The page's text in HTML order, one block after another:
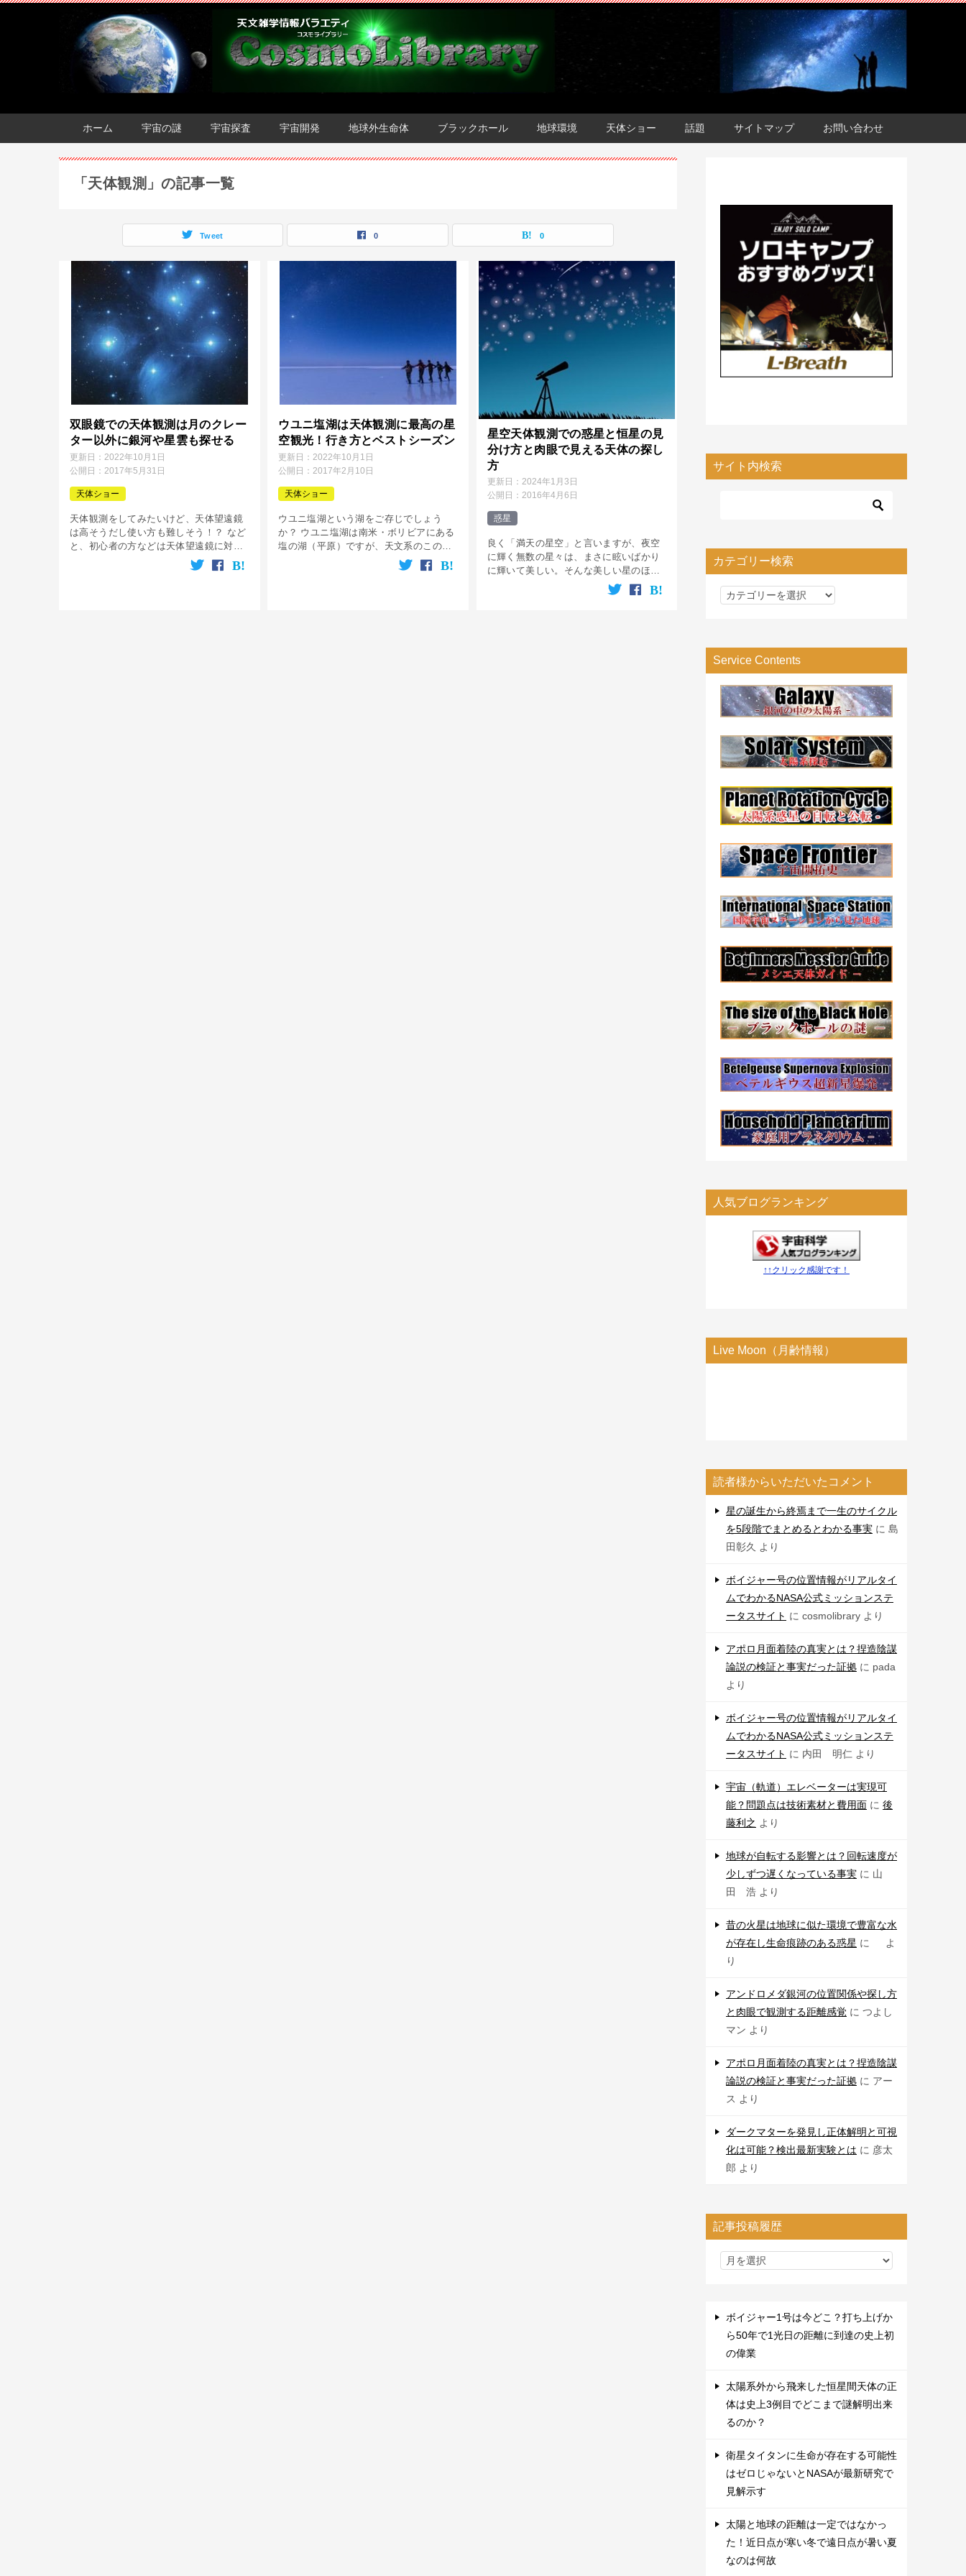
ホーム 宇宙の謎 宇宙探査 宇宙開発 地球外生命体 ブラックホール 地球環境 天体ショー 話題 サイトマップ お問い合わせ
「天体観測」の記事一覧
Tweet 0 0
双眼鏡での天体観測は月のクレー
ター以外に銀河や星雲も探せる
更新日： 2022年10月1日
公開日： 2017年5月31日
天体ショー
天体観測をしてみたいけど、天体望遠鏡
は高そうだし使い方も難しそう！？ など
と、初心者の方などは天体望遠鏡に対し
二の足を踏んでしまいがちなるかも知れ
ませんが、でも大丈夫です！ 天体望遠鏡
ウユニ塩湖は天体観測に最高の星
空観光！行き方とベストシーズン
更新日：2022年10月1日
公開日：2017年2月10日
天体ショー
ウユニ塩湖という湖をご存じでしょう
か？ ウユニ塩湖は南米・ボリビアにある
塩の湖（平原）ですが、天文系のこのサ
イトで湖を紹介するというのは少し変に
思われるかも知れません。でも、この湖
星空天体観測での惑星と恒星の見
分け方と肉眼で見える天体の探し
方
更新日： 2024年1月3日
公開日： 2016年4月6日
惑星
良く「満天の星空」と言いますが、夜空
に輝く無数の星々は、まさに眩いばかり
に輝いて美しい。そんな美しい星のほと
んどは地球から遥か遠くにあり、太陽の
ように自ら輝いている恒星たちです。 し
サイト内検索
カテゴリー検索
カ
リ
ー
検
索
Service Contents
人気ブログランキング
↑↑クリック感謝です！
Live Moon（月齢情報）
読者様からいただいたコメント
星の誕生から終焉まで一生のサイクル
を5段階でまとめるとわかる事実 に 島
田彰久 より
ボイジャー号の位置情報がリアルタイ
ムでわかるNASA公式ミッションステ
ータスサイト に cosmolibrary より
アポロ月面着陸の真実とは？捏造陰謀
論説の検証と事実だった証拠 に pada
より
ボイジャー号の位置情報がリアルタイ
ムでわかるNASA公式ミッションステ
ータスサイト に 内田 明仁 より
宇宙（軌道）エレベーターは実現可
能？問題点は技術素材と費用面 に 後
藤利之 より
地球が自転する影響とは？回転速度が
少しずつ遅くなっている事実 に 山
田 浩 より
昔の火星は地球に似た環境で豊富な水
が存在し生命痕跡のある惑星 に
よ
り
アンドロメダ銀河の位置関係や探し方
と肉眼で観測する距離感覚 に つよし
マン より
アポロ月面着陸の真実とは？捏造陰謀
論説の検証と事実だった証拠 に アー
ス より
ダークマターを発見し正体解明と可視
化は可能？検出最新実験とは に 彦太
郎 より
記事投稿履歴
ボイジャー1号は今どこ？打ち上げか
ら50年で1光日の距離に到達の史上初
の偉業
太陽系外から飛来した恒星間天体の正
体は史上3例目でどこまで謎解明出来
るのか？
衛星タイタンに生命が存在する可能性
はゼロじゃないとNASAが最新研究で
見解示す
太陽と地球の距離は一定ではなかっ
た！近日点が寒い冬で遠日点が暑い夏
なのは何故